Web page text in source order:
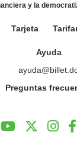
y la
Tarjeta
Ayuda
Preguntas